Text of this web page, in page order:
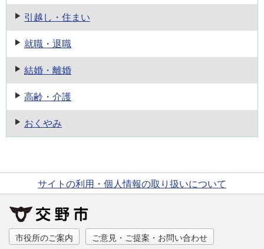
引越し・住まい
就職・退職
結婚・離婚
高齢・介護
おくやみ
サイトの利用・個人情報の取り扱いについて
市役所のご案内 ご意見・ご提案・お問い合わせ